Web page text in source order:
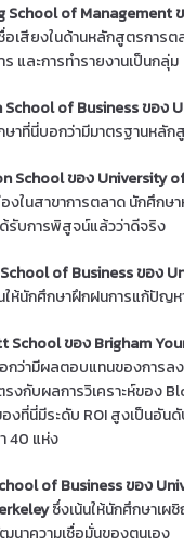
School of Management
เสียงในด้านหลักสูตรการต
และการทำรายงานเป็นกลุ่ม
School of Business ของ
ษาที่นี่บอกว่ามีมาตรฐานหลัก
School ของ University
งในสาขาการตลาด นักศึกษ
รับการพิสูจน์แล้วว่าดีจริง
of Business ของ
ให้นักศึกษาฝึกฝนการแก้ปัญห
School ของ Brigham
กว่ามีผลตอบแทนของการล
รงกับผลการวิเคราะห์ของ
งที่นี่มีระดับ ROI สูงเป็นอันดั
40 แห่ง
of Business ของ
ซึ่งเน้นให้นักศึกษาเผ
นาความเชื่อมั่นของตนเอง